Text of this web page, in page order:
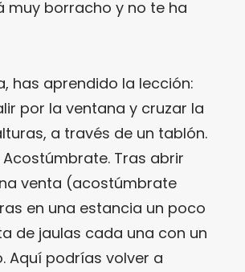
muy borracho y no te ha
has aprendido la lección:
por la ventana y cruzar la
a través de un tablón.
Acostúmbrate. Tras abrir
venta (acostúmbrate
en una estancia un poco
de jaulas cada una con un
Aquí podrías volver a